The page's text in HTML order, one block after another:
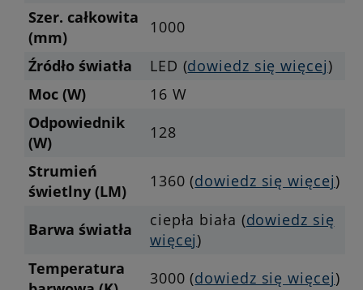
Szer. całkowita
(mm)
1000
Źródło światła
LED (dowiedz się więcej)
Moc (W)
16 W
Odpowiednik
(W)
128
Strumień
świetlny (LM)
1360 (dowiedz się więcej)
Barwa światła ciepła biała (dowiedz się
więcej)
Temperatura
3000 (dowiedz się więcej)